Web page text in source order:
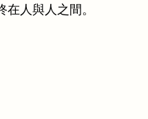
人與人之間。